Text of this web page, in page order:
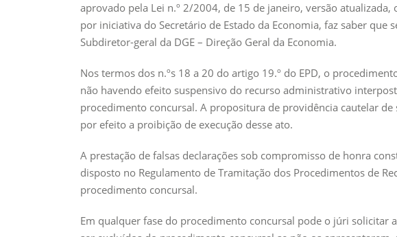
aprovado pela Lei n.º 2/2004, de 15 de janeiro, versão atualizada,
por iniciativa do Secretário de Estado da Economia, faz saber
Subdiretor-geral da DGE – Direção Geral da Economia.
Nos termos dos n.ºs 18 a 20 do artigo 19.º do EPD, o
não havendo efeito suspensivo do recurso administrativo
procedimento concursal. A propositura de providência cautelar
por efeito a proibição de execução desse ato.
A prestação de falsas declarações sob compromisso de honra
disposto no Regulamento de Tramitação dos Procedimentos de
procedimento concursal.
Em qualquer fase do procedimento concursal pode o júri solicitar